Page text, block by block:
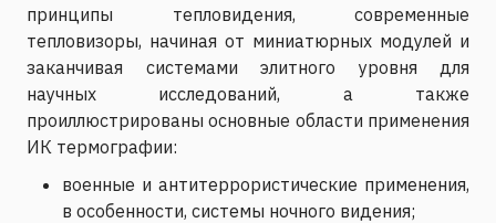
принципы тепловидения, современные
тепловизоры, начиная от миниатюрных модулей и
заканчивая системами элитного уровня для
научных исследований, а также
проиллюстрированы основные области применения
ИК термографии:
военные и антитеррористические применения,
в особенности, системы ночного видения;